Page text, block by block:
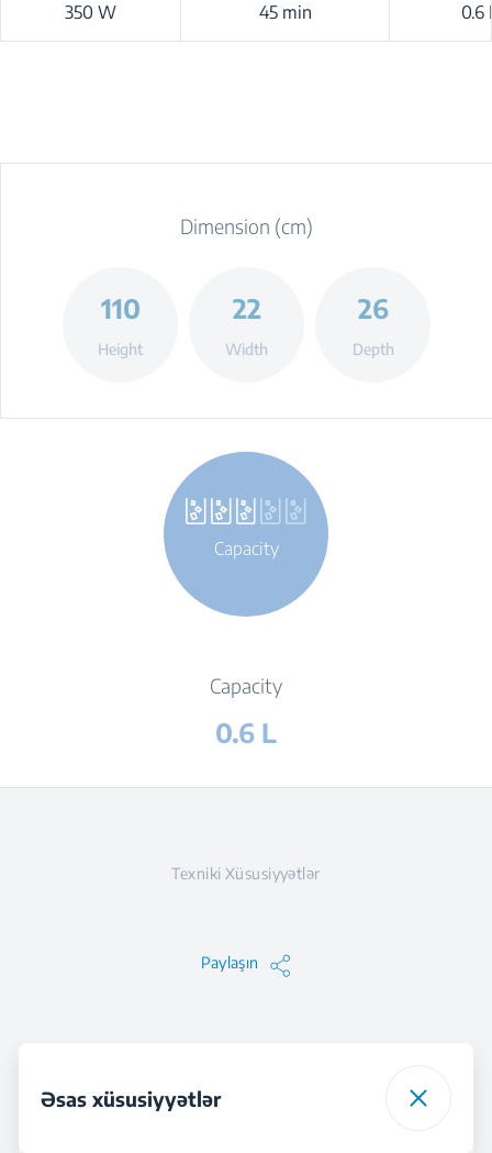
350 W 45 min 0.6
Dimension (cm)
110
Height
22
Width
26
Depth
Capacity
Capacity
0.6 L
Texniki Xüsusiyyətlər
Paylaşın
Əsas xüsusiyyətlər